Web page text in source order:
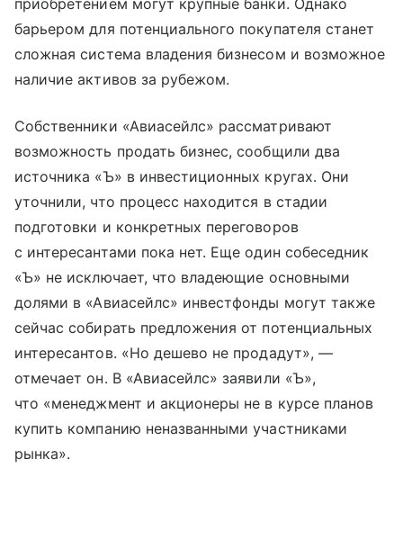
приобретением могут крупные банки. Однако
барьером для потенциального покупателя станет
сложная система владения бизнесом и возможное
наличие активов за рубежом.
Собственники «Авиасейлс» рассматривают
возможность продать бизнес, сообщили два
источника «Ъ» в инвестиционных кругах. Они
уточнили, что процесс находится в стадии
подготовки и конкретных переговоров
с интересантами пока нет. Еще один собеседник
«Ъ» не исключает, что владеющие основными
долями в «Авиасейлс» инвестфонды могут также
сейчас собирать предложения от потенциальных
интересантов. «Но дешево не продадут», —
отмечает он. В «Авиасейлс» заявили «Ъ»,
что «менеджмент и акционеры не в курсе планов
купить компанию неназванными участниками
рынка».